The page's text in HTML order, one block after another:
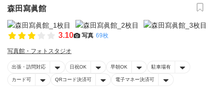
森田寫眞館
3.10 写真 69枚
写真館・フォトスタジオ
出張・訪問対応 日祝OK 早朝OK 駐車場有
カード可 QRコード決済可 電子マネー決済可